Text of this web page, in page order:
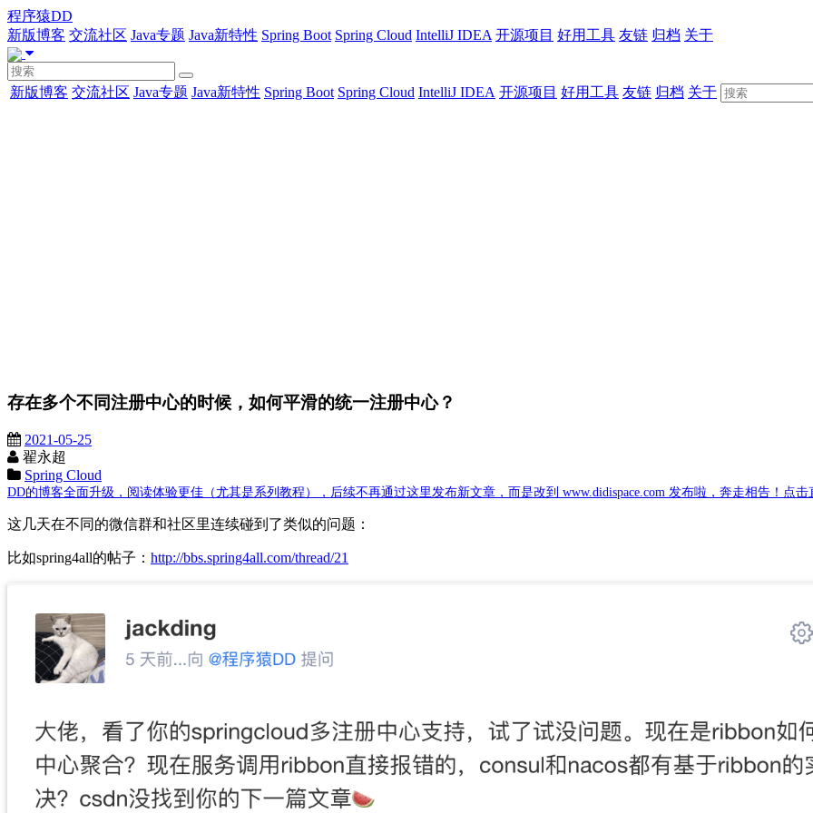
程序猿DD
新版博客 交流社区 Java专题 Java新特性 Spring Boot Spring Cloud IntelliJ IDEA 开源项目 好用工具 友链 归档 关于
新版博客 交流社区 Java专题 Java新特性 Spring Boot Spring Cloud IntelliJ IDEA 开源项目 好用工具 友链 归档 关于
存在多个不同注册中心的时候，如何平滑的统一注册中心？
2021-05-25
翟永超
Spring Cloud
DD的博客全面升级，阅读体验更佳（尤其是系列教程），后续不再通过这里发布新文章，而是改到 www.didispace.com 发布啦，奔走相告！点击
这几天在不同的微信群和社区里连续碰到了类似的问题：
比如spring4all的帖子： http://bbs.spring4all.com/thread/21